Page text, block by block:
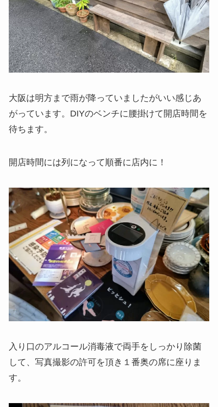
大阪は明方まで雨が降っていましたがいい感じあ
がっています。DIYのベンチに腰掛けて開店時間を
待ちます。
開店時間には列になって順番に店内に！
入り口のアルコール消毒液で両手をしっかり除菌
して、写真撮影の許可を頂き１番奥の席に座りま
す。